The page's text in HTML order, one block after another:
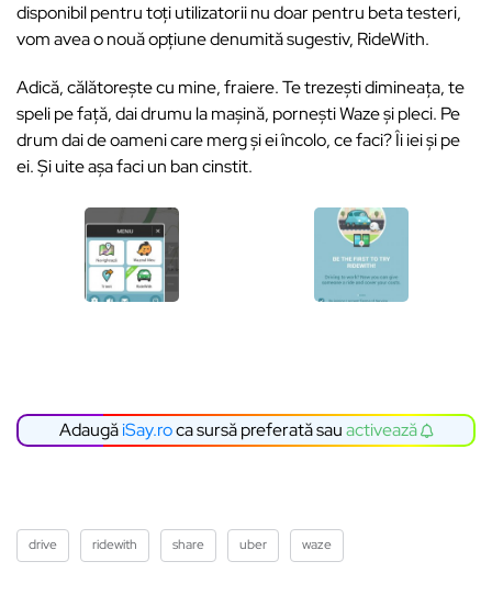
disponibil pentru toți utilizatorii nu doar pentru beta testeri,
vom avea o nouă opțiune denumită sugestiv, RideWith.
Adică, călătorește cu mine, fraiere. Te trezești dimineața, te
speli pe față, dai drumu la mașină, pornești Waze și pleci. Pe
drum dai de oameni care merg și ei încolo, ce faci? Îi iei și pe
ei. Și uite așa faci un ban cinstit.
AdaugăiSay.roca sursă preferată sauactivează
drive ridewith share uber waze